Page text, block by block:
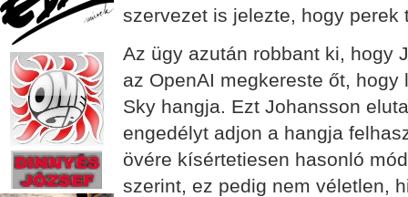
szervezet is jelezte, hogy
Az ügy azután robbant ki, hogy
az OpenAI megkereste őt,
Sky hangja. Ezt Johansson
engedélyt adjon a hangja
övére kísértetiesen hasonló
szerint, ez pedig nem véletlen,